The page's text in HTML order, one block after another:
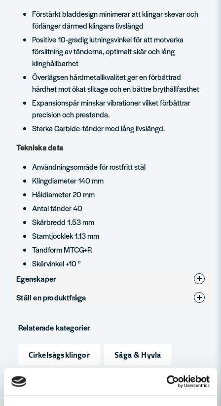
Förstärkt bladdesign minimerar att klingar skevar och
förlänger därmed klingans livslängd
Positive 10-gradig lutningsvinkel för att motverka
förslitning av tänderna, optimalt skär och lång
klinghållbarhet
Överlägsen hårdmetallkvalitet ger en förbättrad
hårdhet mot ökat slitage och en bättre brythållfasthet
Expansionspår minskar vibrationer vilket förbättrar
precision och prestanda.
Starka Carbide-tänder med lång livslängd.
Tekniska data
Användningsområde för rostfritt stål
Klingdiameter 140 mm
Håldiameter 20 mm
Antal tänder 40
Skärbredd 1.53 mm
Stamtjocklek 1.13 mm
Tandform MTCG+R
Skärvinkel +10 °
Egenskaper
Produkttyp
Ställ en produktfråga
Fråga oss något om denna produkten...
Namn
Relaterade kategorier
Cirkelsågsklingor
Såga & Hyvla